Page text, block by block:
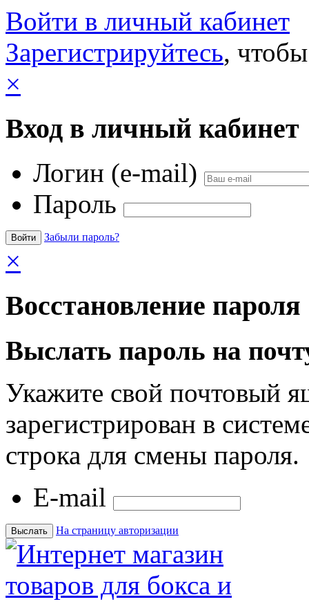
Войти в личный кабинет
Зарегистрируйтесь,
×
Вход в личный кабинет
Логин (e-mail)
Пароль
Забыли пароль?
×
Восстановление пароля
Выслать пароль на
Укажите свой почтовый
зарегистрирован в
строка для смены пароля.
E-mail
На страницу авторизации